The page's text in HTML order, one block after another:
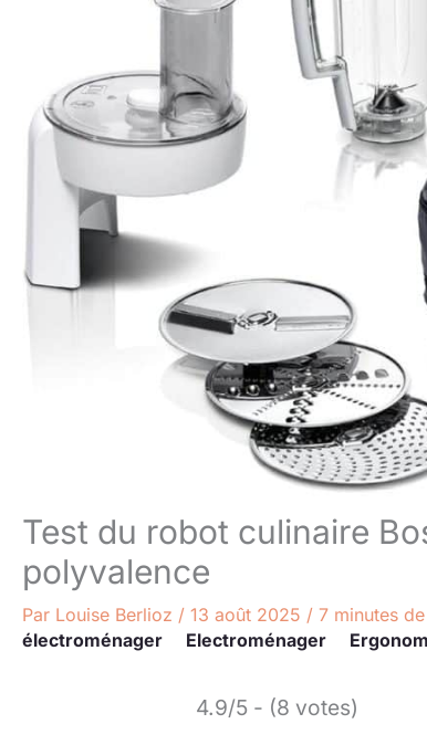
Test du robot culinaire
polyvalence
Par Louise Berlioz / 13 août 2025 / 7 minutes
électroménager
Electroménager
4.9/5 - (8 votes)